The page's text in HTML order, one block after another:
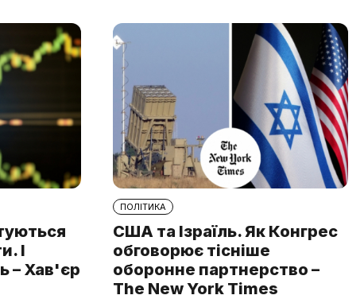
І
– Хав'єр
ПОЛІТИКА
США та Ізраїль. Як Конгрес
обговорює тісніше
оборонне партнерство –
The New York Times